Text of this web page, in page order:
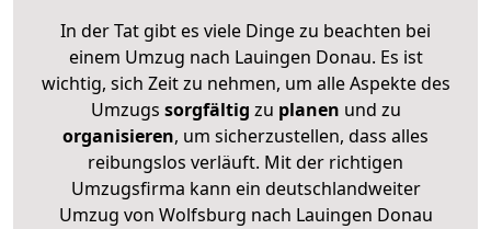
In der Tat gibt es viele Dinge zu beachten bei
einem Umzug nach Lauingen Donau. Es ist
wichtig, sich Zeit zu nehmen, um alle Aspekte des
Umzugs sorgfältig zu planen und zu
organisieren, um sicherzustellen, dass alles
reibungslos verläuft. Mit der richtigen
Umzugsfirma kann ein deutschlandweiter
Umzug von Wolfsburg nach Lauingen Donau